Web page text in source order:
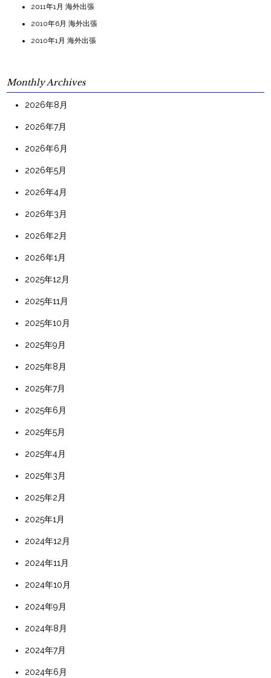
2011年1月 海外出張
2010年6月 海外出張
2010年1月 海外出張
Monthly Archives
2026年8月
2026年7月
2026年6月
2026年5月
2026年4月
2026年3月
2026年2月
2026年1月
2025年12月
2025年11月
2025年10月
2025年9月
2025年8月
2025年7月
2025年6月
2025年5月
2025年4月
2025年3月
2025年2月
2025年1月
2024年12月
2024年11月
2024年10月
2024年9月
2024年8月
2024年7月
2024年6月